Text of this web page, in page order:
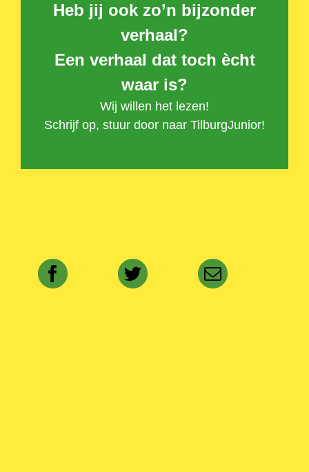
Heb jij ook zo’n bijzonder
verhaal?
Een verhaal dat toch ècht
waar is?
Wij willen het lezen!
Schrijf op, stuur door naar TilburgJunior!